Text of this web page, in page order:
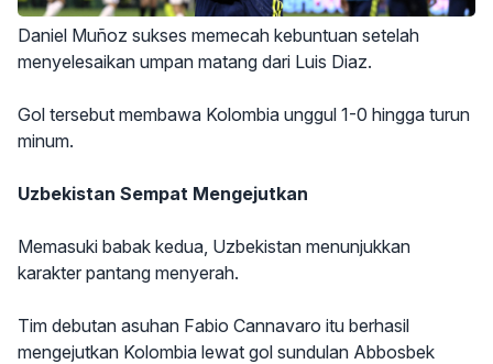
Daniel Muñoz sukses memecah kebuntuan setelah
menyelesaikan umpan matang dari Luis Diaz.
Gol tersebut membawa Kolombia unggul 1-0 hingga turun
minum.
Uzbekistan Sempat Mengejutkan
Memasuki babak kedua, Uzbekistan menunjukkan
karakter pantang menyerah.
Tim debutan asuhan Fabio Cannavaro itu berhasil
mengejutkan Kolombia lewat gol sundulan Abbosbek